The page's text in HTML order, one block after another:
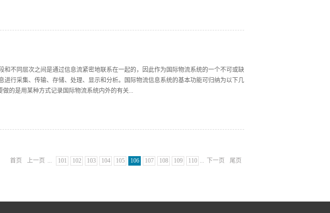
送等，同时，仓储管理系统还可以进行库存分析与财务系统集成。 (4)库存信息子系统...
不同层次之间是通过信息流紧密地联系在一起的，因此作为国际物流系统的一个不可或缺
进行采集、传输、存储、处理、显示和分析。国际物流信息系统的基本功能可归纳为以下几
的是用某种方式记录国际物流系统内外的有关...
国际物流信息系统的目的是为各级物流人员提供相关的物流信息。为了便于人们对物流信
首页 上一页 ... 101 102 103 104 105 106 107 108 109 110 ... 下一页 尾页